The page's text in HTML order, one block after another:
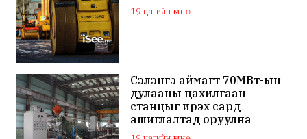
19 цагийн өмнө
Сэлэнгэ аймагт 70МВт-ын
дулааны цахилгаан
станцыг ирэх сард
ашиглалтад оруулна